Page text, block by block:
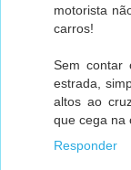
motorista
carros!
Sem contar
estrada,
altos ao
que cega na
Responder